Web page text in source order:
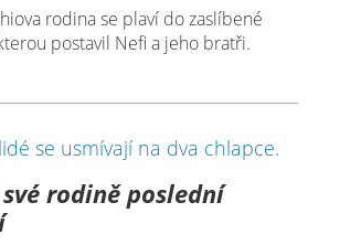
rodina se plaví do zaslíbené
postavil Nefi a jeho bratři.
rodině poslední